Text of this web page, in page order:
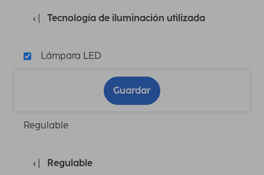
Tecnología de iluminación utilizada
Lámpara LED
Guardar
Regulable
Regulable